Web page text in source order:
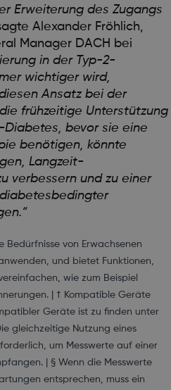
Erweiterung des Zugangs
Alexander Fröhlich,
Manager DACH bei
in der Typ-2-
wichtiger wird,
Ansatz bei der
frühzeitige Unterstützung
Diabetes, bevor sie eine
benötigen, könnte
Langzeit-
verbessern und zu einer
Bedürfnisse von Erwachsenen
und bietet Funktionen,
wie zum Beispiel
| † Kompatible Geräte
Geräte ist zu finden unter
gleichzeitige Nutzung eines
um Messwerte auf einer
| § Wenn die Messwerte
entsprechen, muss ein